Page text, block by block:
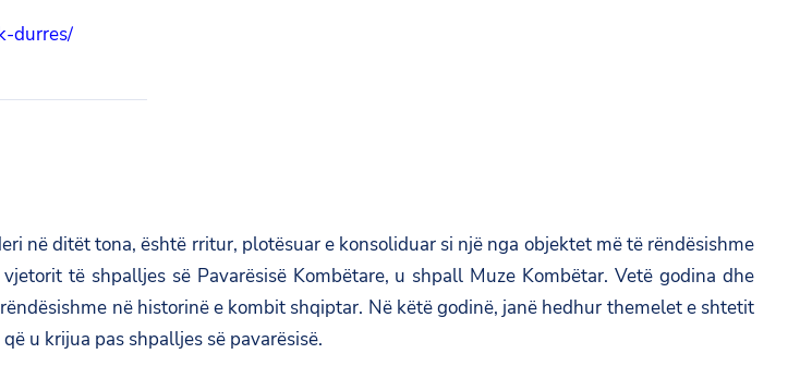
durres/
në ditët tona, është rritur, plotësuar e konsoliduar si një nga objektet më të rëndësishme
të shpalljes së Pavarësisë Kombëtare, u shpall Muze Kombëtar. Vetë godina dhe
në historinë e kombit shqiptar. Në këtë godinë, janë hedhur themelet e shtetit
u krijua pas shpalljes së pavarësisë.